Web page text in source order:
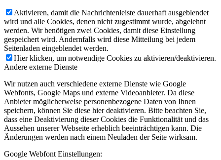
Aktivieren, damit die Nachrichtenleiste dauerhaft ausgeblendet
wird und alle Cookies, denen nicht zugestimmt wurde, abgelehnt
werden. Wir benötigen zwei Cookies, damit diese Einstellung
gespeichert wird. Andernfalls wird diese Mitteilung bei jedem
Seitenladen eingeblendet werden.
Hier klicken, um notwendige Cookies zu aktivieren/deaktivieren.
Andere externe Dienste
Wir nutzen auch verschiedene externe Dienste wie Google
Webfonts, Google Maps und externe Videoanbieter. Da diese
Anbieter möglicherweise personenbezogene Daten von Ihnen
speichern, können Sie diese hier deaktivieren. Bitte beachten Sie,
dass eine Deaktivierung dieser Cookies die Funktionalität und das
Aussehen unserer Webseite erheblich beeinträchtigen kann. Die
Änderungen werden nach einem Neuladen der Seite wirksam.
Google Webfont Einstellungen: